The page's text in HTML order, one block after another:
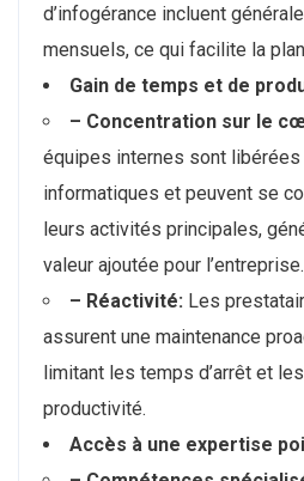
d’infogérance incluent
mensuels, ce qui facilite la
Gain de temps et de
– Concentration sur le
équipes internes sont
informatiques et peuvent se
leurs activités principales,
valeur ajoutée pour l’entreprise.
– Réactivité: Les
assurent une maintenance
limitant les temps d’arrêt et
productivité.
Accès à une expertise